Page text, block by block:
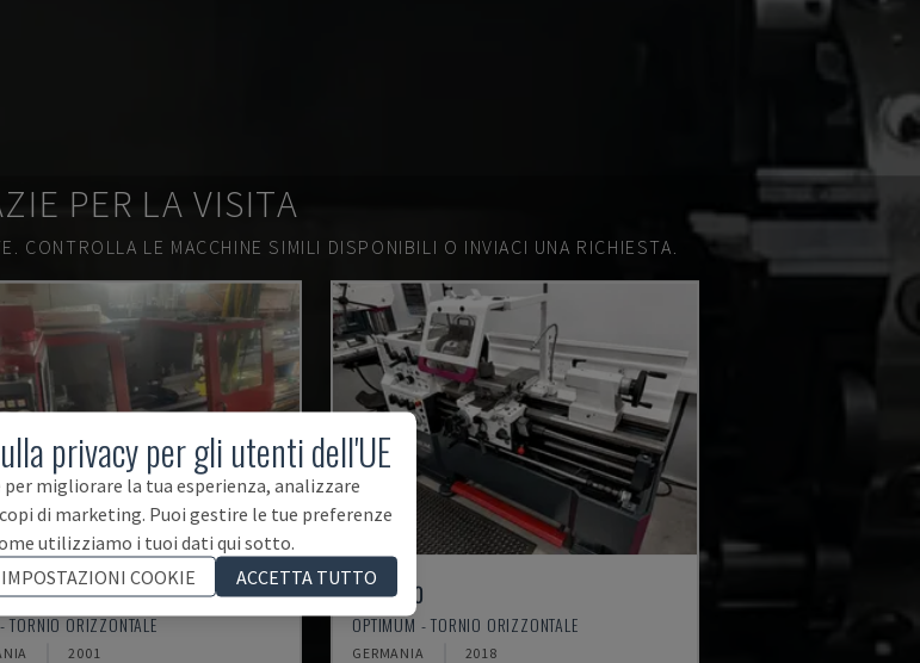
PER LA VISITA
CONTROLLA LE MACCHINE SIMILI DISPONIBILI O INVIACI UNA RICHIESTA.
200X1000
TORNIO ORIZZONTALE
2001
TH 4610
OPTIMUM - TORNIO ORIZZONTALE
GERMANIA 2018
privacy per gli utenti dell'UE
migliorare la tua esperienza, analizzare
di marketing. Puoi gestire le tue preferenze
utilizziamo i tuoi dati qui sotto.
IMPOSTAZIONI COOKIE
ACCETTA TUTTO